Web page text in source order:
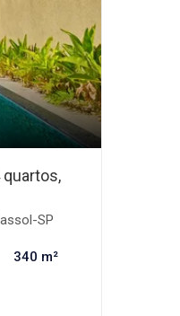
quartos,
SP
340 m²